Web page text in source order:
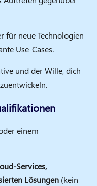
für neue Technologien
Use‑Cases.
und der Wille, dich
einem
Lösungen (kein